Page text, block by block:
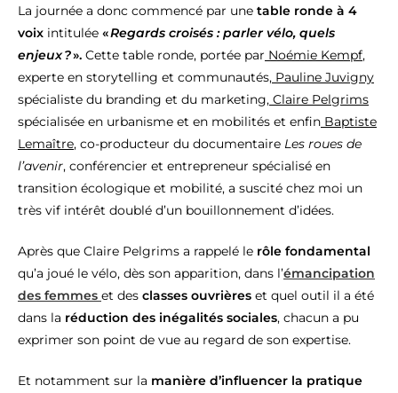
La journée a donc commencé par une table ronde à 4
voix intitulée «Regards croisés : parler vélo, quels
enjeux ?». Cette table ronde, portée par Noémie Kempf,
experte en storytelling et communautés, Pauline Juvigny
spécialiste du branding et du marketing, Claire Pelgrims
spécialisée en urbanisme et en mobilités et enfin Baptiste
Lemaître, co-producteur du documentaire Les roues de
l’avenir, conférencier et entrepreneur spécialisé en
transition écologique et mobilité, a suscité chez moi un
très vif intérêt doublé d’un bouillonnement d’idées.
Après que Claire Pelgrims a rappelé le rôle fondamental
qu’a joué le vélo, dès son apparition, dans l’émancipation
des femmes et des classes ouvrières et quel outil il a été
dans la réduction des inégalités sociales, chacun a pu
exprimer son point de vue au regard de son expertise.
Et notamment sur la manière d’influencer la pratique